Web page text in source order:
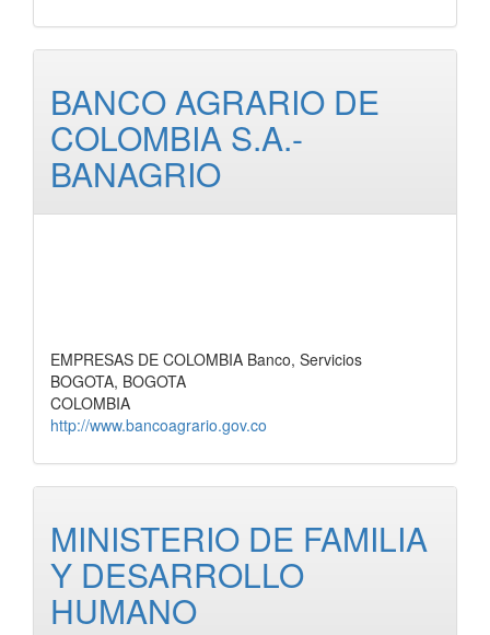
BANCO AGRARIO DE
COLOMBIA S.A.-
BANAGRIO
EMPRESAS DE COLOMBIA Banco, Servicios
BOGOTA, BOGOTA
COLOMBIA
http://www.bancoagrario.gov.co
MINISTERIO DE FAMILIA
Y DESARROLLO
HUMANO